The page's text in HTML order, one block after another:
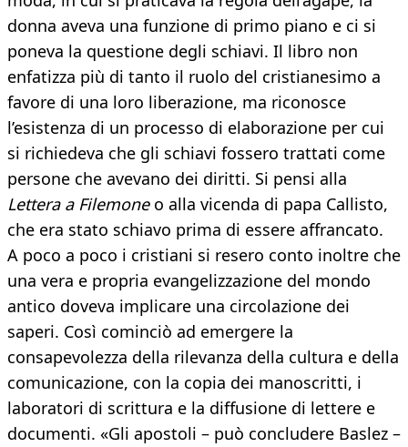
donna aveva una funzione di primo piano e ci si
poneva la questione degli schiavi. Il libro non
enfatizza più di tanto il ruolo del cristianesimo a
favore di una loro liberazione, ma riconosce
l’esistenza di un processo di elaborazione per cui
si richiedeva che gli schiavi fossero trattati come
persone che avevano dei diritti. Si pensi alla
Lettera a Filemoneo alla vicenda di papa Callisto,
che era stato schiavo prima di essere affrancato.
A poco a poco i cristiani si resero conto inoltre che
una vera e propria evangelizzazione del mondo
antico doveva implicare una circolazione dei
saperi. Così cominciò ad emergere la
consapevolezza della rilevanza della cultura e della
comunicazione, con la copia dei manoscritti, i
laboratori di scrittura e la diffusione di lettere e
documenti. «Gli apostoli – può concludere Baslez –